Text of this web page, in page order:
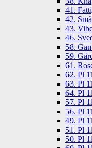
41.
42.
43.
46.
58.
59.
61.
62. Pl
63. Pl
64. Pl
57. Pl
56. Pl
49. Pl
51. Pl
50. Pl